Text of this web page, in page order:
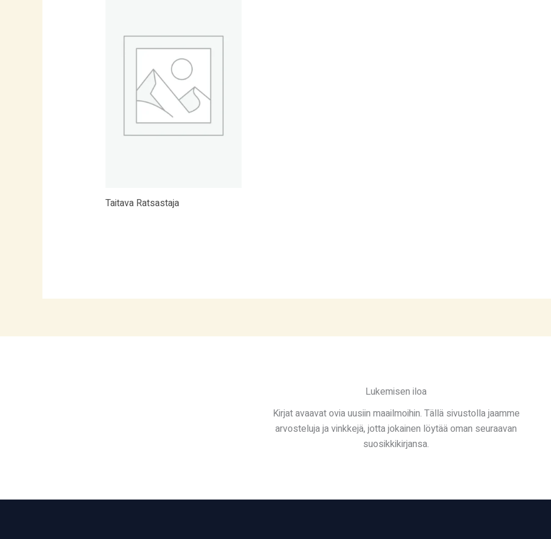
Taitava Ratsastaja
Lukemisen iloa
Kirjat avaavat ovia uusiin maailmoihin. Tällä sivustolla jaamme
arvosteluja ja vinkkejä, jotta jokainen löytää oman seuraavan
suosikkikirjansa.